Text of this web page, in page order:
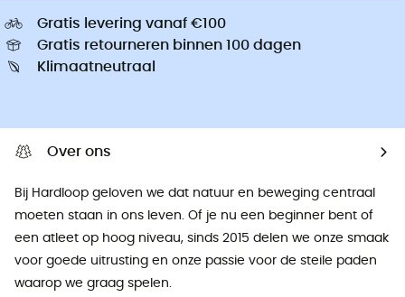
Gratis levering vanaf €100
Gratis retourneren binnen 100 dagen
Klimaatneutraal
Over ons
Bij Hardloop geloven we dat natuur en beweging centraal
moeten staan ​​in ons leven. Of je nu een beginner bent of
een atleet op hoog niveau, sinds 2015 delen we onze smaak
voor goede uitrusting en onze passie voor de steile paden
waarop we graag spelen.